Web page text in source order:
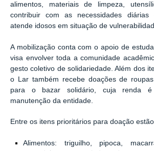
alimentos, materiais de limpeza,
contribuir com as necessidades diárias
atende idosos em situação de
A mobilização conta com o apoio de
visa envolver toda a comunidade
gesto coletivo de solidariedade. Além dos
o Lar também recebe doações de
para o bazar solidário, cuja renda
manutenção da entidade.
Entre os itens prioritários para doação
Alimentos: triguilho, pipoca,